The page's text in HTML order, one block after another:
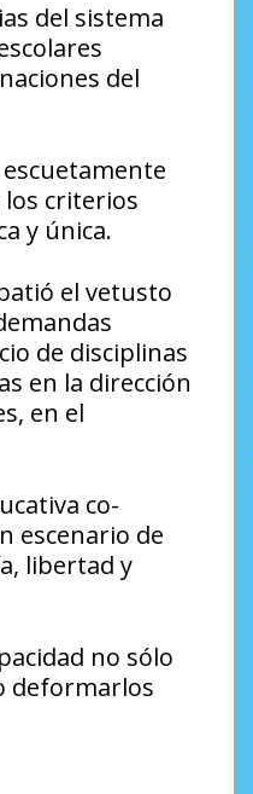
del sistema
del
los criterios
y única.
el vetusto
de disciplinas
en la dirección
en el
co-
escenario de
libertad y
no sólo
deformarlos